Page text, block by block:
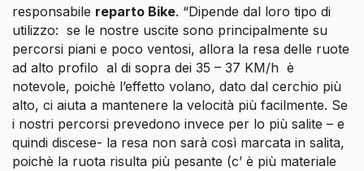
responsabile reparto Bike. “Dipende dal loro tipo di
utilizzo: se le nostre uscite sono principalmente su
percorsi piani e poco ventosi, allora la resa delle ruote
ad alto profilo al di sopra dei 35 – 37 KM/h è
notevole, poichè l’effetto volano, dato dal cerchio più
alto, ci aiuta a mantenere la velocità più facilmente. Se
i nostri percorsi prevedono invece per lo più salite – e
quindi discese- la resa non sarà così marcata in salita,
poichè la ruota risulta più pesante (c’ è più materiale